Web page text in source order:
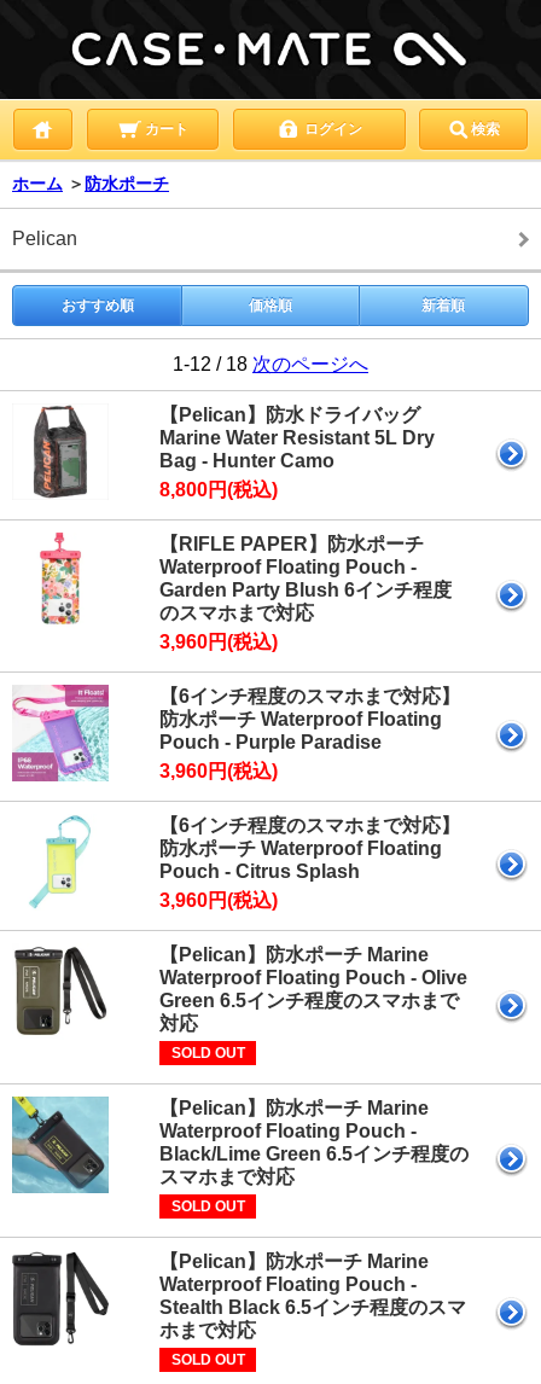
カート ログイン 検索
ホーム ＞ 防水ポーチ
Pelican
おすすめ順 価格順 新着順
1-12 / 18 次のページへ
【Pelican】防水ドライバッグ
Marine Water Resistant 5L Dry
Bag - Hunter Camo
8,800円(税込)
【RIFLE PAPER】防水ポーチ
Waterproof Floating Pouch -
Garden Party Blush 6インチ程度
のスマホまで対応
3,960円(税込)
【6インチ程度のスマホまで対応】
防水ポーチ Waterproof Floating
Pouch - Purple Paradise
3,960円(税込)
【6インチ程度のスマホまで対応】
防水ポーチ Waterproof Floating
Pouch - Citrus Splash
3,960円(税込)
【Pelican】防水ポーチ Marine
Waterproof Floating Pouch - Olive
Green 6.5インチ程度のスマホまで
対応
SOLD OUT
【Pelican】防水ポーチ Marine
Waterproof Floating Pouch -
Black/Lime Green 6.5インチ程度の
スマホまで対応
SOLD OUT
【Pelican】防水ポーチ Marine
Waterproof Floating Pouch -
Stealth Black 6.5インチ程度のスマ
ホまで対応
SOLD OUT